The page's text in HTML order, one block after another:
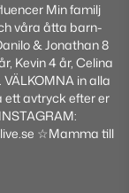
Min familj
våra åtta barn-
& Jonathan 8
Kevin 4 år, Celina
in alla
ett avtryck efter er
☆Mamma till